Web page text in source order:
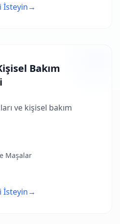
İsteyin→
Bakım
ve kişisel bakım
Maşalar
İsteyin→